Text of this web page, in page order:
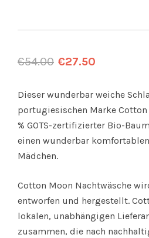
€54.00 €27.50
Dieser wunderbar weiche
portugiesischen Marke
% GOTS-zertifizierter Bio-
einen wunderbar
Mädchen.
Cotton Moon Nachtwäsche
entworfen und hergestellt.
lokalen, unabhängigen
zusammen, die nach